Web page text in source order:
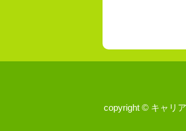
copyright © キャリ